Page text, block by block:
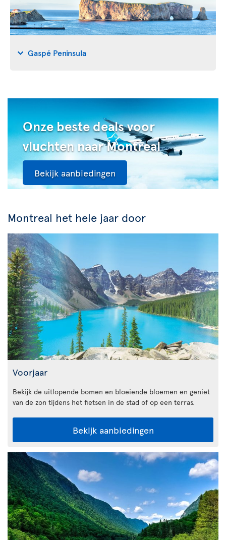
Gaspé Peninsula
Onze beste deals voor
vluchten naar Montreal
Bekijk aanbiedingen
Montreal het hele jaar door
Voorjaar
Bekijk de uitlopende bomen en bloeiende bloemen en geniet
van de zon tijdens het fietsen in de stad of op een terras.
Bekijk aanbiedingen